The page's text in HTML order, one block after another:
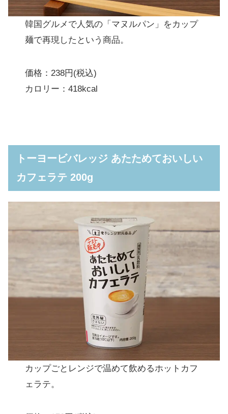
韓国グルメで人気の「マヌルパン」をカップ
麺で再現したという商品。
価格：238円(税込)
カロリー：418kcal
トーヨービバレッジ あたためておいしい
カフェラテ 200g
カップごとレンジで温めて飲めるホットカフ
ェラテ。